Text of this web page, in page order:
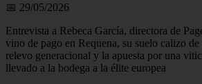
📅 29/05/2026
Entrevista a Rebeca García, directora de
vino de pago en Requena, su suelo calizo
relevo generacional y la apuesta por una
llevado a la bodega a la élite europea